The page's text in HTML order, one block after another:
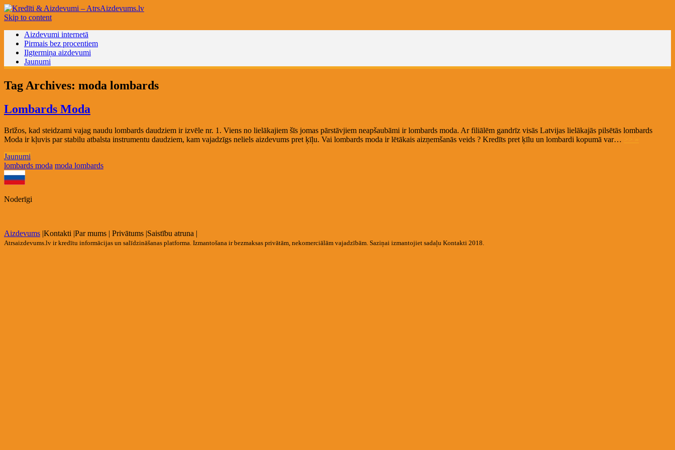
Skip to content
Aizdevumi internetā
Pirmais bez procentiem
Ilgtermiņa aizdevumi
Jaunumi
Tag Archives: moda lombards
Lombards Moda
Brīžos, kad steidzami vajag naudu lombards daudziem ir izvēle nr. 1. Viens no lielākajiem šīs jomas pārstāvjiem neapšaubāmi ir lombards moda. Ar filiālēm gandrīz visās Latvijas lielākajās pilsētās lombards
Moda ir kļuvis par stabilu atbalsta instrumentu daudziem, kam vajadzīgs neliels aizdevums pret ķīļu. Vai lombards moda ir lētākais aizņemšanās veids ? Kredīts pret ķīlu un lombardi kopumā var…
Jaunumi
lombards moda moda lombards
Noderīgi
Aizdevums |Kontakti |Par mums | Privātums |Saistību atruna |
Atrsaizdevums.lv ir kredītu informācijas un salīdzināšanas platforma. Izmantošana ir bezmaksas privātām, nekomerciālām vajadzībām. Saziņai izmantojiet sadaļu Kontakti 2018.